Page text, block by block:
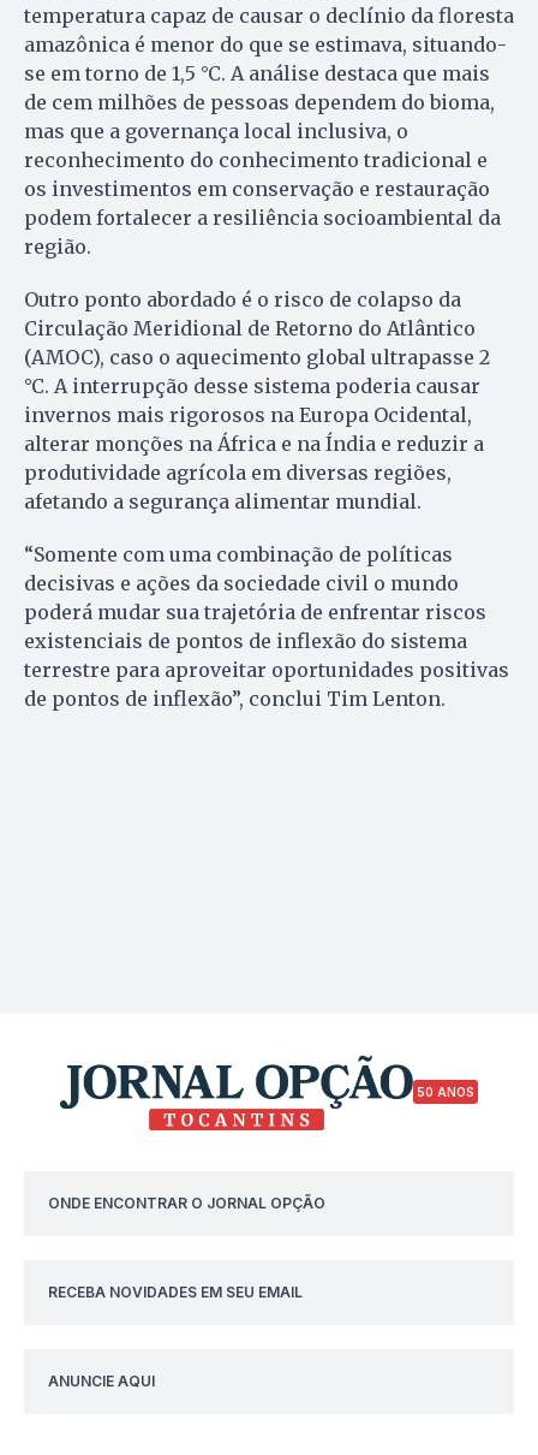
temperatura capaz de causar o declínio da floresta
amazônica é menor do que se estimava, situando-
se em torno de 1,5 °C. A análise destaca que mais
de cem milhões de pessoas dependem do bioma,
mas que a governança local inclusiva, o
reconhecimento do conhecimento tradicional e
os investimentos em conservação e restauração
podem fortalecer a resiliência socioambiental da
região.
Outro ponto abordado é o risco de colapso da
Circulação Meridional de Retorno do Atlântico
(AMOC), caso o aquecimento global ultrapasse 2
°C. A interrupção desse sistema poderia causar
invernos mais rigorosos na Europa Ocidental,
alterar monções na África e na Índia e reduzir a
produtividade agrícola em diversas regiões,
afetando a segurança alimentar mundial.
“Somente com uma combinação de políticas
decisivas e ações da sociedade civil o mundo
poderá mudar sua trajetória de enfrentar riscos
existenciais de pontos de inflexão do sistema
terrestre para aproveitar oportunidades positivas
de pontos de inflexão”, conclui Tim Lenton.
50 ANOS
ONDE ENCONTRAR O JORNAL OPÇÃO
RECEBA NOVIDADES EM SEU EMAIL
ANUNCIE AQUI